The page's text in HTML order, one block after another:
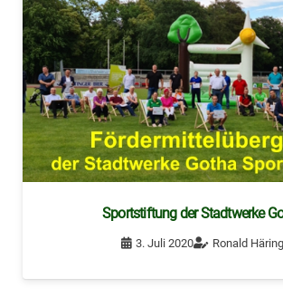
Sportstiftung der Stadtwerke
3. Juli 2020 Ronald Häring